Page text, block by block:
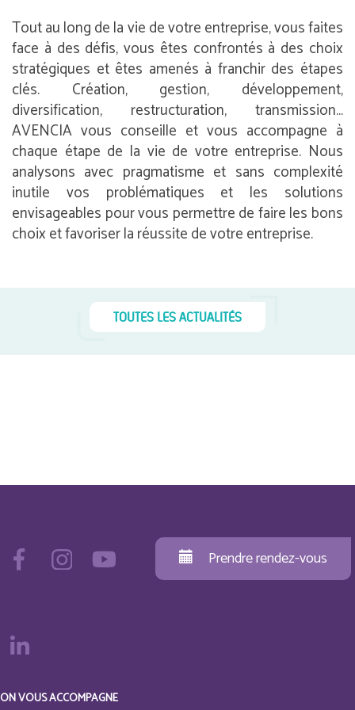
Tout au long de la vie de votre entreprise, vous faites
face à des défis, vous êtes confrontés à des choix
stratégiques et êtes amenés à franchir des étapes
clés. Création, gestion, développement,
diversification, restructuration, transmission…
AVENCIA vous conseille et vous accompagne à
chaque étape de la vie de votre entreprise. Nous
analysons avec pragmatisme et sans complexité
inutile vos problématiques et les solutions
envisageables pour vous permettre de faire les bons
choix et favoriser la réussite de votre entreprise.
TOUTES LES ACTUALITÉS
Prendre rendez-vous
ON VOUS ACCOMPAGNE